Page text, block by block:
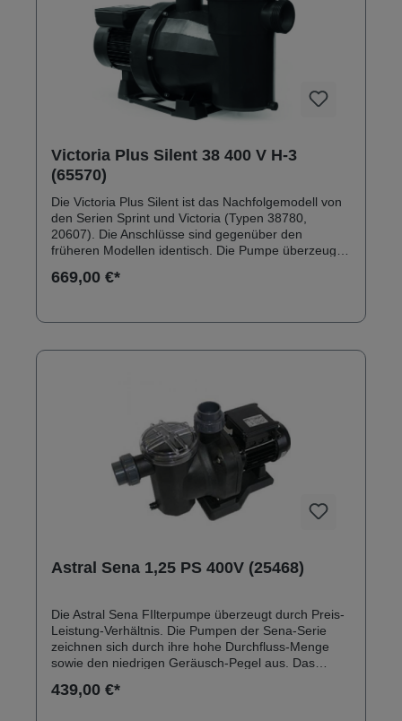
Victoria Plus Silent 38 400 V H-3
(65570)
Die Victoria Plus Silent ist das Nachfolgemodell von
den Serien Sprint und Victoria (Typen 38780,
20607). Die Anschlüsse sind gegenüber den
früheren Modellen identisch. Die Pumpe überzeugt
glasfaserverstärktem Polypropylen. Anschlüsse:
669,00 €*
Astral Sena 1,25 PS 400V (25468)
Die Astral Sena FIlterpumpe überzeugt durch Preis-
Leistung-Verhältnis. Die Pumpen der Sena-Serie
zeichnen sich durch ihre hohe Durchfluss-Menge
sowie den niedrigen Geräusch-Pegel aus. Das
Kunststoff Hostcan. Anschlüsse: 50 mm
439,00 €*